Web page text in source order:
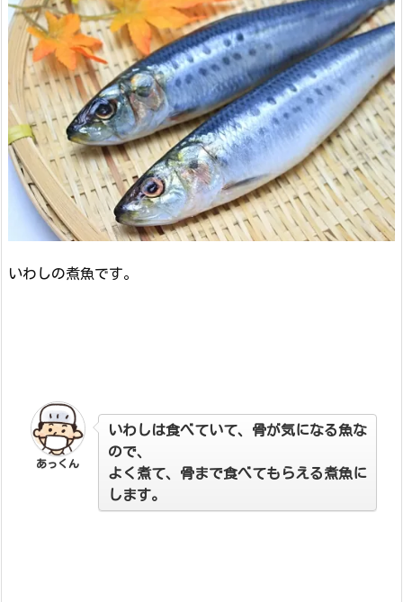
いわしの煮魚です。
あっくん
いわしは食べていて、骨が気になる魚な
ので、
よく煮て、骨まで食べてもらえる煮魚に
します。